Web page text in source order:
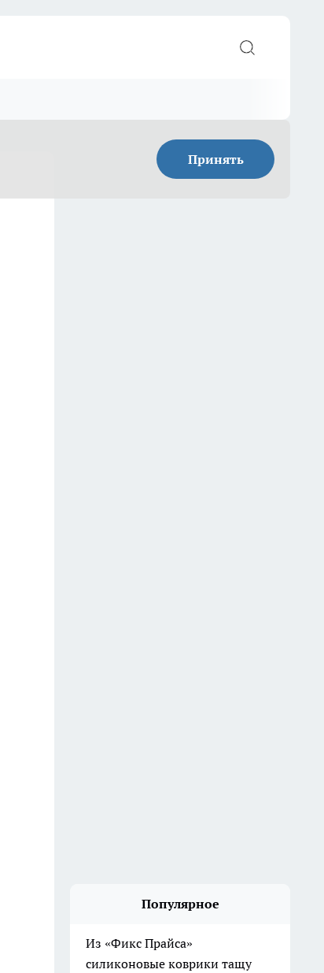
Принять
Популярное
Из «Фикс Прайса»
силиконовые коврики тащу